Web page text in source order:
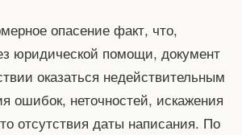
опасение факт, что,
юридической помощи, документ
оказаться недействительным
ошибок, неточностей, искажения
отсутствия даты написания. По